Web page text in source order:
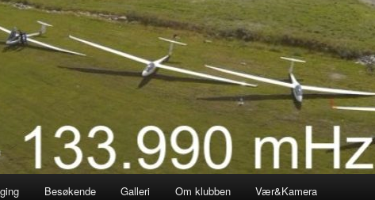
Besøkende Galleri Om klubben Vær&Kamera